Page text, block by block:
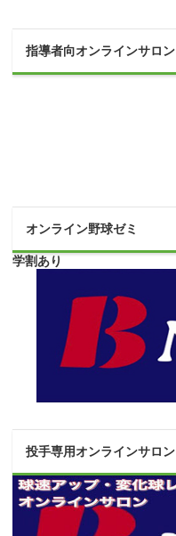
指導者向オンラインサロン
オンライン野球ゼミ
学割あり
投手専用オンラインサロン